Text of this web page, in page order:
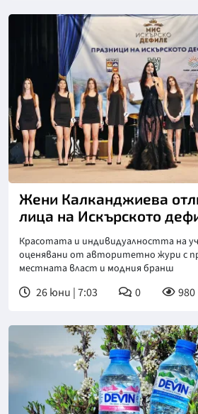
Жени Калканджиева
лица на Искърското
Красотата и индивидуалността на
оценявани от авторитетно жури с
местната власт и модния бранш
26 юни | 7:03 0 980